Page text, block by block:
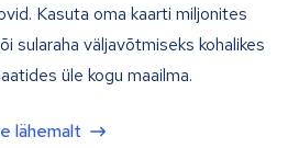
Kasuta oma kaarti miljonites
sularaha väljavõtmiseks kohalikes
üle kogu maailma.
lähemalt